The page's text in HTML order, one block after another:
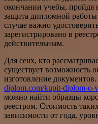
окончании учебы, пройдя
защита дипломной
случае важно
зарегистрировано в
действительным.
Для ceux, кто
существует
изготовление
diplom.com/kupit-diplom-o-
можно найти образцы
реестром. Стоимость
зависимости от года,